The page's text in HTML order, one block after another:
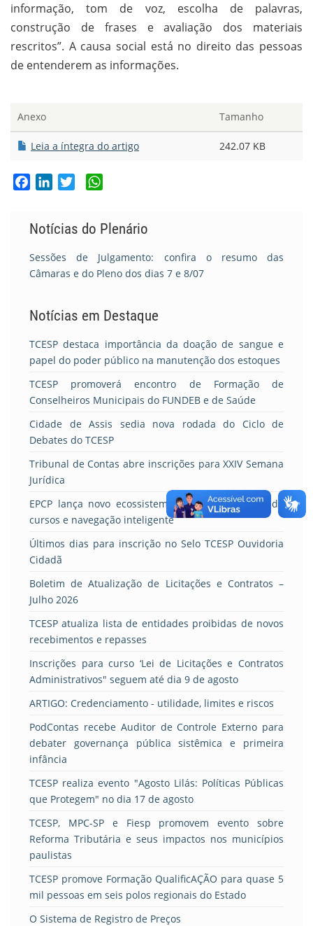
informação, tom de voz, escolha de palavras,
construção de frases e avaliação dos materiais
rescritos”. A causa social está no direito das pessoas
de entenderem as informações.
Anexo Tamanho
Leia a íntegra do artigo 242.07 KB
FacebookLinkedIn
Twitter
Notícias do Plenário
Sessões de Julgamento: confira o resumo das
Câmaras e do Pleno dos dias 7 e 8/07
Notícias em Destaque
TCESP destaca importância da doação de sangue e
papel do poder público na manutenção dos estoques
TCESP promoverá encontro de Formação de
Conselheiros Municipais do FUNDEB e de Saúde
Cidade de Assis sedia nova rodada do Ciclo de
Debates do TCESP
Tribunal de Contas abre inscrições para XXIV Semana
Jurídica
EPCP lança novo ecossistema digital com portal de
cursos e navegação inteligente
Últimos dias para inscrição no Selo TCESP Ouvidoria
Cidadã
Boletim de Atualização de Licitações e Contratos –
Julho 2026
TCESP atualiza lista de entidades proibidas de novos
recebimentos e repasses
Inscrições para curso ‘Lei de Licitações e Contratos
Administrativos" seguem até dia 9 de agosto
ARTIGO: Credenciamento - utilidade, limites e riscos
PodContas recebe Auditor de Controle Externo para
debater governança pública sistêmica e primeira
infância
TCESP realiza evento "Agosto Lilás: Políticas Públicas
que Protegem" no dia 17 de agosto
TCESP, MPC-SP e Fiesp promovem evento sobre
Reforma Tributária e seus impactos nos municípios
paulistas
TCESP promove Formação QualificAÇÃO para quase 5
mil pessoas em seis polos regionais do Estado
O Sistema de Registro de Preços